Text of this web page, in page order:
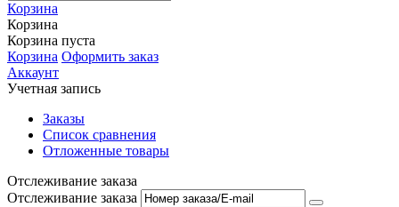
Корзина
Корзина
Корзина пуста
Корзина Оформить заказ
Аккаунт
Учетная запись
Заказы
Список сравнения
Отложенные товары
Отслеживание заказа
Отслеживание заказа